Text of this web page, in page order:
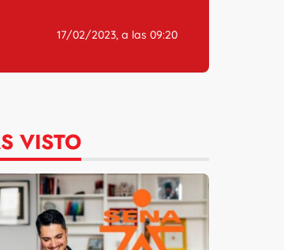
17/02/2023, a las 09:20
VISTO